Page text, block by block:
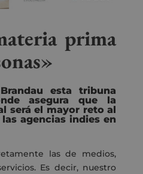
prima
esta tribuna
asegura que la
será el mayor reto al
agencias indies en
las de medios,
Es decir, nuestro